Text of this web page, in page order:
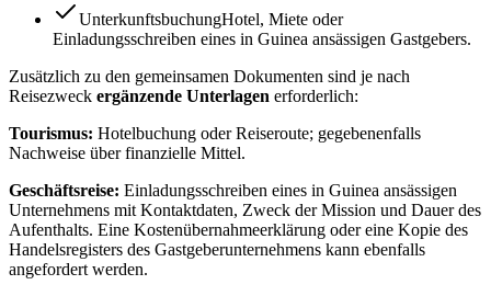
UnterkunftsbuchungHotel, Miete oder
Einladungsschreiben eines in Guinea ansässigen Gastgebers.
Zusätzlich zu den gemeinsamen Dokumenten sind je nach
Reisezweck ergänzende Unterlagen erforderlich:
Tourismus: Hotelbuchung oder Reiseroute; gegebenenfalls
Nachweise über finanzielle Mittel.
Geschäftsreise: Einladungsschreiben eines in Guinea ansässigen
Unternehmens mit Kontaktdaten, Zweck der Mission und Dauer des
Aufenthalts. Eine Kostenübernahmeerklärung oder eine Kopie des
Handelsregisters des Gastgeberunternehmens kann ebenfalls
angefordert werden.